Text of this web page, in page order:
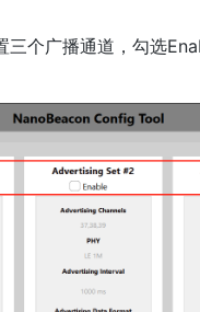
个广播通道，勾选